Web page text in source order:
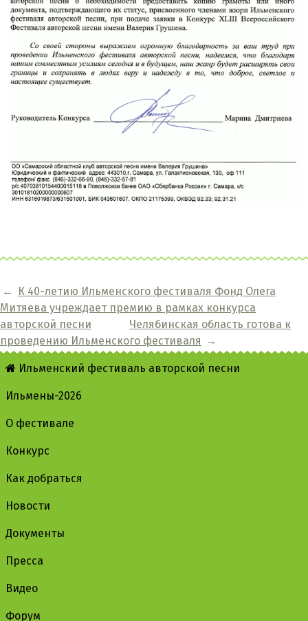
←
К 40-летию Ильменского фестиваля Фонд Олега
Митяева учреждает премию в рамках конкурса
авторской песни
Челябинская область готова к
проведению Ильменского фестиваля →
Ильменский фестиваль авторской песни
Ильмены-2026
О фестивале
Конкурс
Как добраться
Новости
Документы
Пресса
Видео
Форум